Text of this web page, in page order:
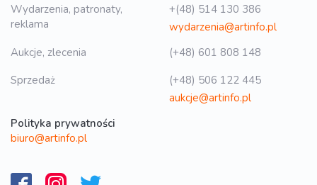
Wydarzenia, patronaty,
reklama
+(48) 514 130 386
wydarzenia@artinfo.pl
Aukcje, zlecenia
(+48) 601 808 148
Sprzedaż
(+48) 506 122 445
aukcje@artinfo.pl
Polityka prywatności
biuro@artinfo.pl